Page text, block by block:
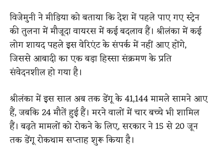
विजेमुनी ने मीडिया को बताया कि देश में पहले पाए गए स्ट्रेन
की तुलना में मौजूदा वायरस में कई बदलाव हैं। श्रीलंका में कई
लोग शायद पहले इस वेरिएंट के संपर्क में नहीं आए होंगे,
जिससे आबादी का एक बड़ा हिस्सा संक्रमण के प्रति
संवेदनशील हो गया है।
श्रीलंका में इस साल अब तक डेंगू के 41,144 मामले सामने आए
हैं, जबकि 24 मौतें हुई हैं। मरने वालों में चार बच्चे भी शामिल
हैं। बढ़ते मामलों को रोकने के लिए, सरकार ने 15 से 20 जून
तक डेंगू रोकथाम सप्ताह शुरू किया है।